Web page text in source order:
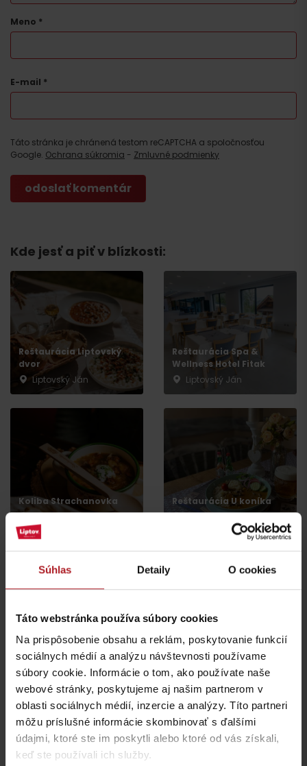
Súhlas Detaily O cookies
Táto webstránka používa súbory cookies
Na prispôsobenie obsahu a reklám, poskytovanie funkcií
sociálnych médií a analýzu návštevnosti používame
súbory cookie. Informácie o tom, ako používate naše
webové stránky, poskytujeme aj našim partnerom v
oblasti sociálnych médií, inzercie a analýzy. Títo partneri
môžu príslušné informácie skombinovať s ďalšími
údajmi, ktoré ste im poskytli alebo ktoré od vás získali,
keď ste používali ich služby.
Meno *
E-mail *
Táto stránka je chránená testom reCAPTCHA a spoločnosťou
Google. Ochrana súkromia - Zmluvné podmienky
Kde jesť a piť v blízkosti:
Reštaurácia Liptovský
dvor
Liptovský Ján
Reštaurácia Spa &
Wellness Hotel Fitak
Liptovský Ján
Koliba Strachanovka
Liptovský Ján
Reštaurácia U koníka
Liptovský Ján
Reštaurácia
Svätojánsky Kaštieľ
Liptovský Ján
Reštaurácia Penzión
Zivka
Závažná Poruba
všetky miesta kde jesť a piť
Aktivity a relax v blízkosti: